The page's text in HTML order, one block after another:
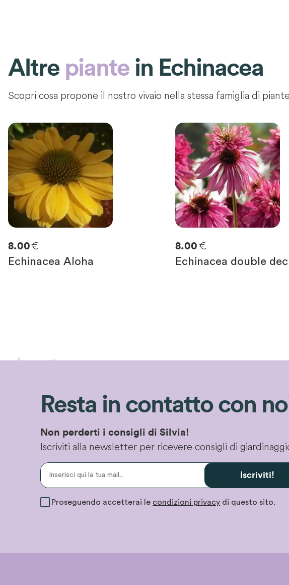
Altre piante in Echinacea
Scopri cosa propone il nostro vivaio nella stessa famiglia di piante
8.00€
Echinacea Aloha
8.00 €
Echinacea double
Resta in contatto con
Non perderti i consigli di Silvia!
Iscriviti alla newsletter per ricevere consigli di
Iscriviti!
Proseguendo accetterai le condizioni privacy di questo sito.